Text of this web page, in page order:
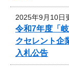
2025年9月10日
令和7年度「
クセレント企
入札公告